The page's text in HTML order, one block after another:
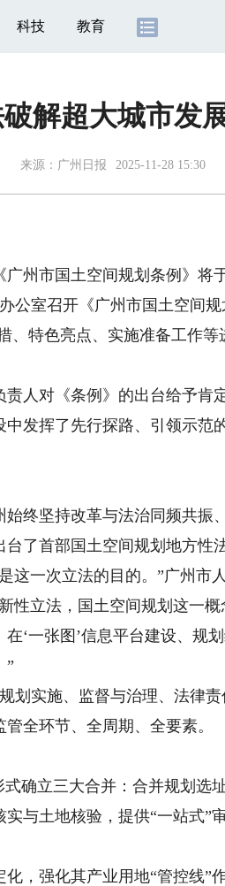
科技 教育
解超大城市发
来源： 广州日报 2025-11-28 15:30
州市国土空间规划条例》将
公室召开《广州市国土空间
、特色亮点、实施准备工作等
人对《条例》的出台给予肯
发挥了先行探路、引领示范
终坚持改革与法治同频共振
了首部国土空间规划地方性
这一次立法的目的。”广州市
性立法，国土空间规划这一概
‘一张图’信息平台建设、规划
”
实施、监督与治理、法律责
全环节、全周期、全要素。
确立三大合并：合并规划选
与土地核验，提供“一站式”
，强化其产业用地“管控线”